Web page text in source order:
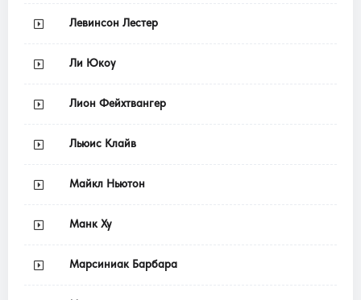
Левинсон Лестер
Ли Юкоу
Лион Фейхтвангер
Льюис Клайв
Майкл Ньютон
Манк Ху
Марсиниак Барбара